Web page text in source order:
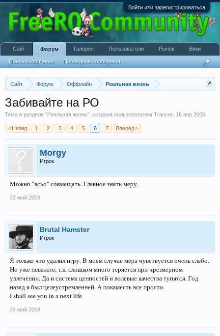
Войти или зарегистрироваться
Сайт Форум Оффлайн Реальная жизнь
Забивайте на РО
Тема в разделе "Реальная жизнь", создана пользователем Trancer 16 апр 2008
< Назад 1 2 3 4 5 6 7 Вперёд >
Morgy
Игрок
Можно "всьо" совмещать. Главное знать меру.
22 май 2008
Brutal Hamster
Игрок
Я только что удалил игру. В моем случае мера чувствуется очень слабо.
Но уже неважно, т.к. слишком много теряется при чрезмерном
увлечении. Да и система ценностей и волевые качества тупятся. Год
назад я был целеустремленней. А покаместь все просто.
I shall see you in a next life
24 май 2008
Сайт Форум
Поиск сообщений Последние сообщения
Галерея Пользователи Рынок Вики